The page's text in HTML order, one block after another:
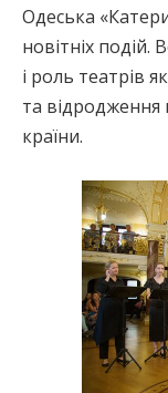
Одеська
новітніх
і роль театрів
та відродження
країни.